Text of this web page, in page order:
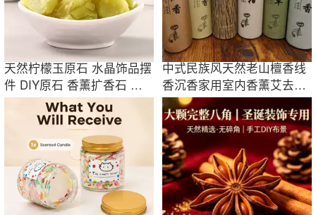
天然柠檬玉原石 水晶饰品摆
件 DIY原石 香薰扩香石 水
晶批发
中式民族风天然老山檀香线
香沉香家用室内香薰艾去味
办公装饰品